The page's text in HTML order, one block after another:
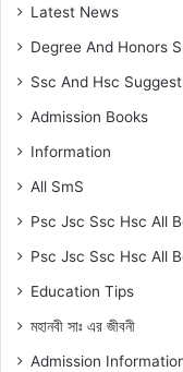
Latest News
Degree And Honors
Ssc And Hsc
Admission Books
Information
All SmS
Psc Jsc Ssc Hsc All
Psc Jsc Ssc Hsc All
Education Tips
মহানবী সাঃ এর জীবনী
Admission